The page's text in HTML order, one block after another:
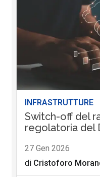
INFRASTRUTTURE
Switch-off del
regolatoria del
27 Gen 2026
di Cristoforo